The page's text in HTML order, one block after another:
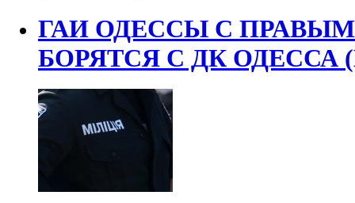
ГАИ ОДЕССЫ С
БОРЯТСЯ С ДК ОДЕССА